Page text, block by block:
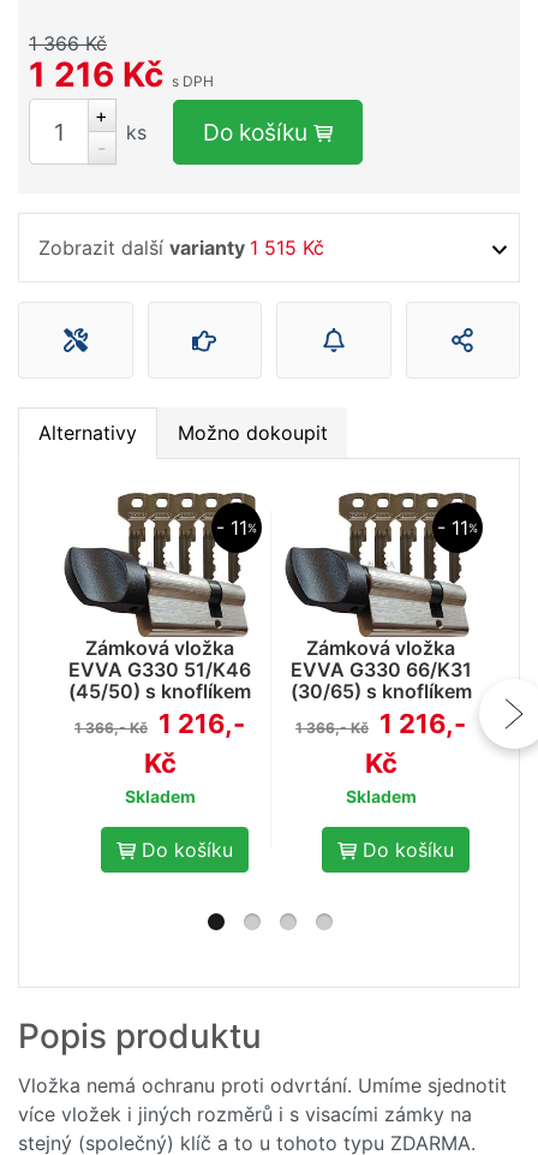
1 366 Kč
1 216 Kč s DPH
+
-
ks Do košíku
Zobrazit další varianty 1 515 Kč
Alternativy Možno dokoupit
- 11%
Zámková vložka
EVVA G330 51/K46
(45/50) s knoflíkem
a 5ti klíči
1 366,- Kč
1 216,-
Kč
Do košíku
Skladem
- 11%
Zámková vložka
EVVA G330 66/K31
(30/65) s knoflíkem
a 5ti klíči
1 366,- Kč
1 216,-
Kč
Do košíku
Skladem
- 10
Klíč EVVA k vložce
G330
165,- Kč 148,-
Popis produktu
Vložka nemá ochranu proti odvrtání. Umíme sjednotit
více vložek i jiných rozměrů i s visacími zámky na
stejný (společný) klíč a to u tohoto typu ZDARMA.